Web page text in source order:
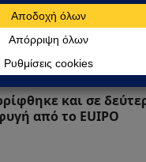
και σε
από το EUIPO